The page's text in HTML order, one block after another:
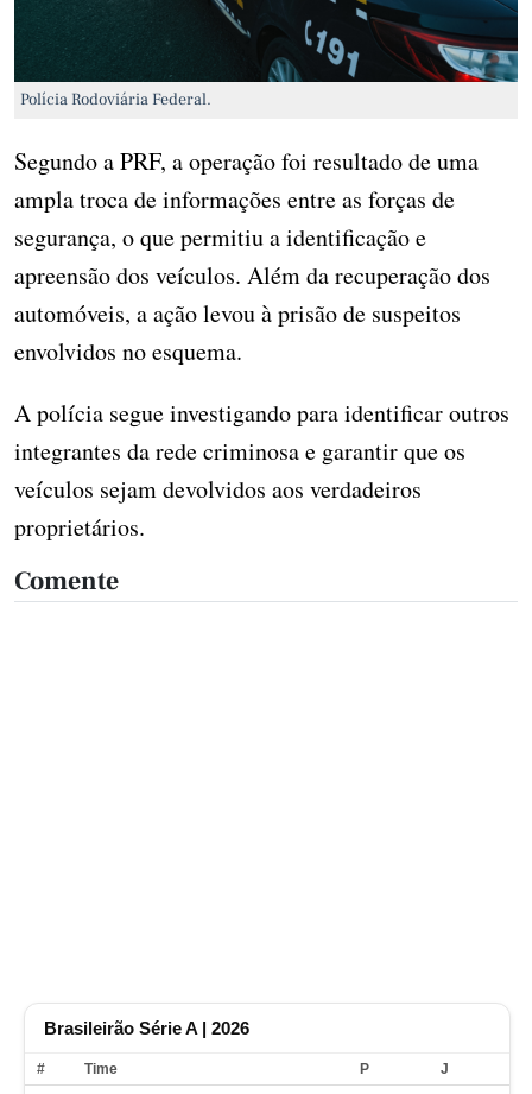
Polícia Rodoviária Federal.
Segundo a PRF, a operação foi resultado de uma
ampla troca de informações entre as forças de
segurança, o que permitiu a identificação e
apreensão dos veículos. Além da recuperação dos
automóveis, a ação levou à prisão de suspeitos
envolvidos no esquema.
A polícia segue investigando para identificar outros
integrantes da rede criminosa e garantir que os
veículos sejam devolvidos aos verdadeiros
proprietários.
Comente